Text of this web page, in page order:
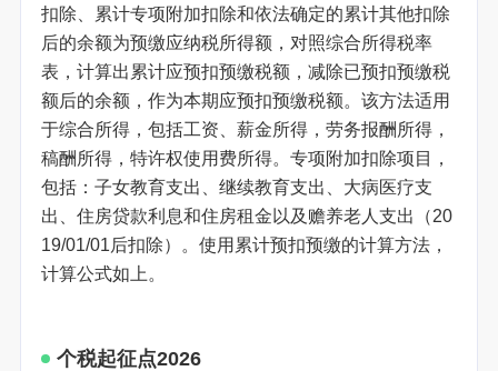
扣除、累计专项附加扣除和依法确定的累计其他扣除
后的余额为预缴应纳税所得额，对照综合所得税率
表，计算出累计应预扣预缴税额，减除已预扣预缴税
额后的余额，作为本期应预扣预缴税额。该方法适用
于综合所得，包括工资、薪金所得，劳务报酬所得，
稿酬所得，特许权使用费所得。专项附加扣除项目，
包括：子女教育支出、继续教育支出、大病医疗支
出、住房贷款利息和住房租金以及赡养老人支出（20
19/01/01后扣除）。使用累计预扣预缴的计算方法，
计算公式如上。
个税起征点2026